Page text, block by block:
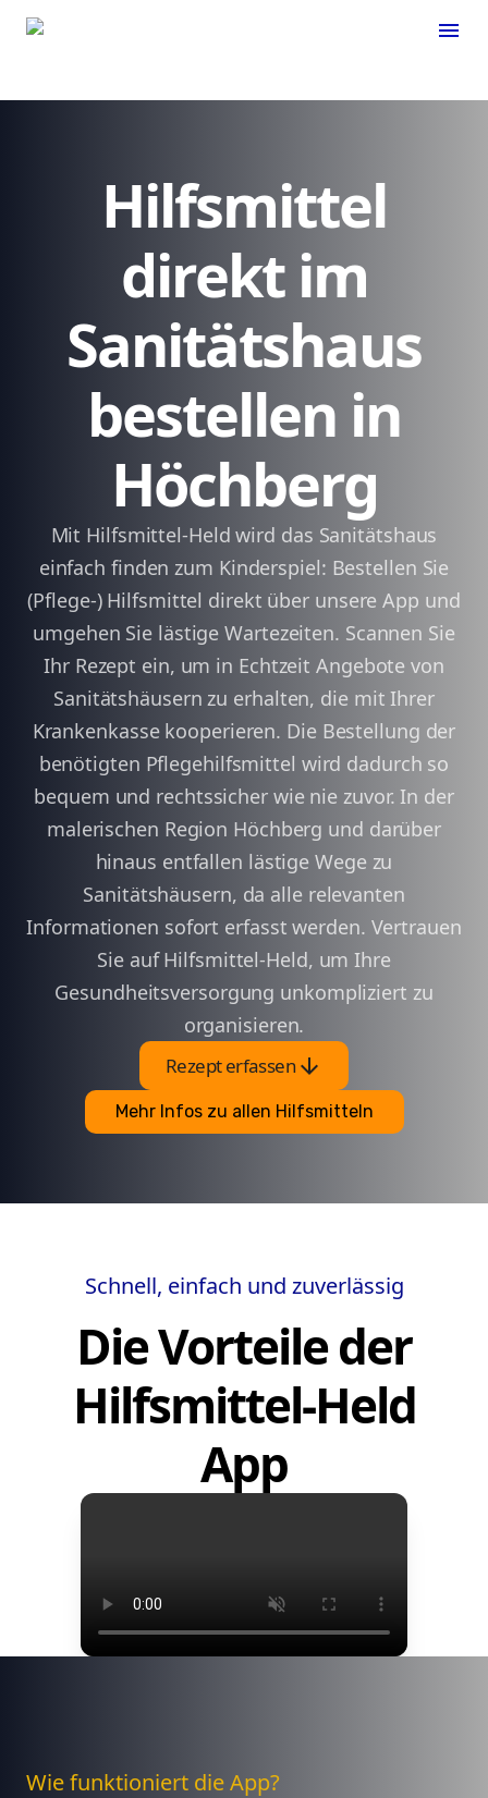
menu
Hilfsmittel
direkt im
Sanitätshaus
bestellen in
Höchberg
Mit Hilfsmittel-Held wird das Sanitätshaus
einfach finden zum Kinderspiel: Bestellen Sie
(Pflege-) Hilfsmittel direkt über unsere App und
umgehen Sie lästige Wartezeiten. Scannen Sie
Ihr Rezept ein, um in Echtzeit Angebote von
Sanitätshäusern zu erhalten, die mit Ihrer
Krankenkasse kooperieren. Die Bestellung der
benötigten Pflegehilfsmittel wird dadurch so
bequem und rechtssicher wie nie zuvor. In der
malerischen Region Höchberg und darüber
hinaus entfallen lästige Wege zu
Sanitätshäusern, da alle relevanten
Informationen sofort erfasst werden. Vertrauen
Sie auf Hilfsmittel-Held, um Ihre
Gesundheitsversorgung unkompliziert zu
organisieren.
Rezept erfassenarrow_downward
Mehr Infos zu allen Hilfsmitteln
Schnell, einfach und zuverlässig
Die Vorteile der
Hilfsmittel-Held
App
Wie funktioniert die App?